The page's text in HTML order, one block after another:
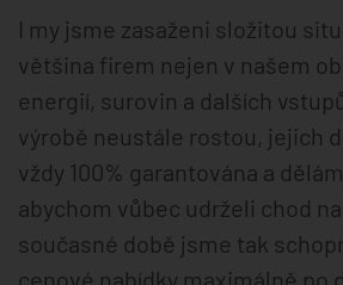
I my jsme zasaženi složitou
většina firem nejen v našem
energií, surovin a dalších
výrobě neustále rostou, jejich
vždy 100% garantována a
abychom vůbec udrželi chod
současné době jsme tak
cenové nabídky maximálně po